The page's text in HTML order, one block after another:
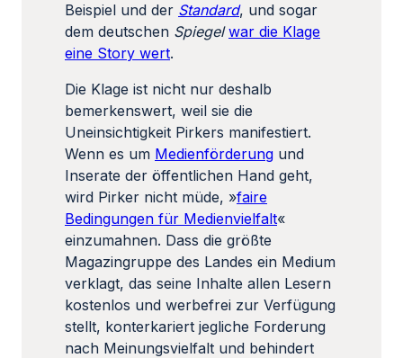
Beispiel und der Standard, und sogar
dem deutschen Spiegel war die Klage
eine Story wert.
Die Klage ist nicht nur deshalb
bemerkenswert, weil sie die
Uneinsichtigkeit Pirkers manifestiert.
Wenn es um Medienförderung und
Inserate der öffentlichen Hand geht,
wird Pirker nicht müde, »faire
Bedingungen für Medienvielfalt«
einzumahnen. Dass die größte
Magazingruppe des Landes ein Medium
verklagt, das seine Inhalte allen Lesern
kostenlos und werbefrei zur Verfügung
stellt, konterkariert jegliche Forderung
nach Meinungsvielfalt und behindert